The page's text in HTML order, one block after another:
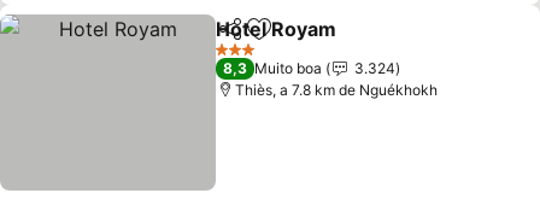
PartilharAdicionar aos favoritos
Hotel Royam
3 Estrelas
8,3 Muito boa
3.324
Thiès, a 7.8 km de Nguékhokh